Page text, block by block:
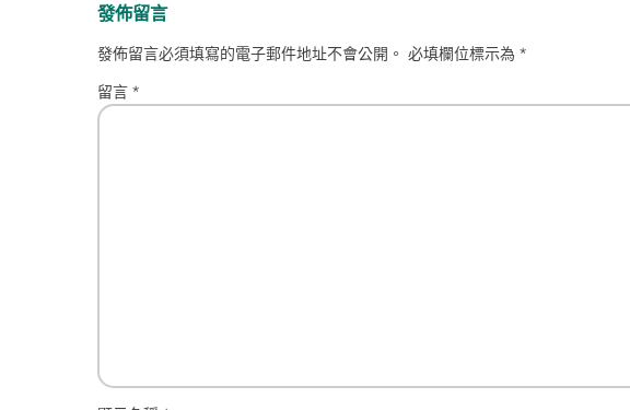
發佈留言
發佈留言必須填寫的電子郵件地址不會公開。 必填欄位標示為 *
留言 *